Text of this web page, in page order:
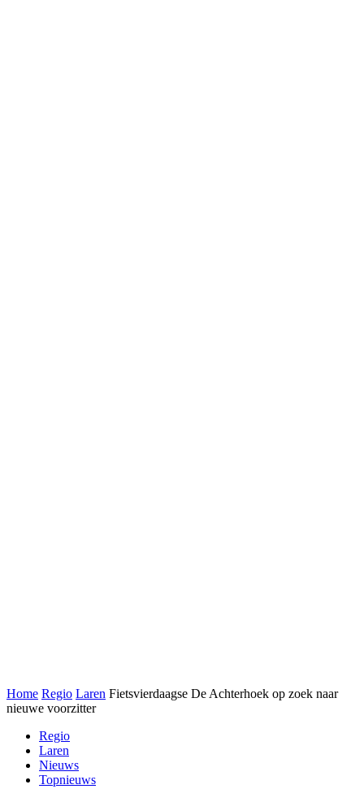
Home Regio Laren Fietsvierdaagse De Achterhoek op zoek naar
nieuwe voorzitter
Regio
Laren
Nieuws
Topnieuws